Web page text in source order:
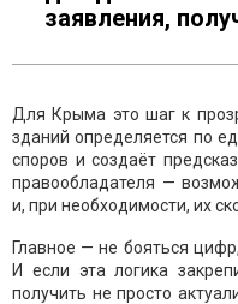
заявления,
Для Крыма это шаг к
зданий определяется по
споров и создаёт
правообладателя —
и, при необходимости, их
Главное — не бояться
И если эта логика
получить не просто